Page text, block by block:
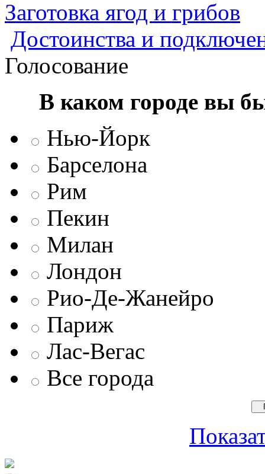
Заготовка ягод и грибов
Достоинства и
Голосование
В каком городе вы
Нью-Йорк
Барселона
Рим
Пекин
Милан
Лондон
Рио-Де-Жанейро
Париж
Лас-Вегас
Все города